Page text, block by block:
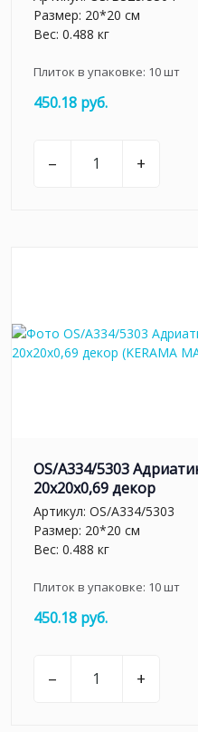
Размер: 20*20 см
Вес: 0.488 кг
Плиток в упаковке: 10шт
450.18 руб.
– +
OS/A334/5303
20x20x0,69 декор
Артикул: OS/A334/5303
Размер: 20*20 см
Вес: 0.488 кг
Плиток в упаковке: 10шт
450.18 руб.
– +